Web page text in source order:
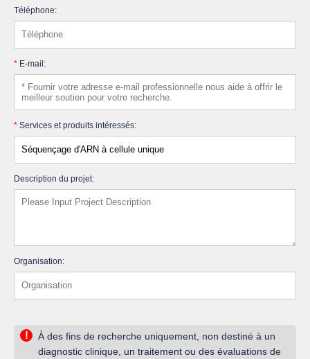
Téléphone:
* E-mail:
* Services et produits intéressés:
Description du projet:
Organisation:
!
À des fins de recherche uniquement, non destiné à un
diagnostic clinique, un traitement ou des évaluations de